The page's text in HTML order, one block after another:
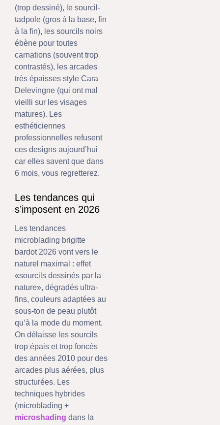
(trop dessiné), le sourcil-
tadpole (gros à la base, fin
à la fin), les sourcils noirs
ébène pour toutes
carnations (souvent trop
contrastés), les arcades
très épaisses style Cara
Delevingne (qui ont mal
vieilli sur les visages
matures). Les
esthéticiennes
professionnelles refusent
ces designs aujourd’hui
car elles savent que dans
6 mois, vous regretterez.
Les tendances qui
s’imposent en 2026
Les tendances
microblading brigitte
bardot 2026 vont vers le
naturel maximal : effet
«sourcils dessinés par la
nature», dégradés ultra-
fins, couleurs adaptées au
sous-ton de peau plutôt
qu’à la mode du moment.
On délaisse les sourcils
trop épais et trop foncés
des années 2010 pour des
arcades plus aérées, plus
structurées. Les
techniques hybrides
(microblading +
microshading dans la